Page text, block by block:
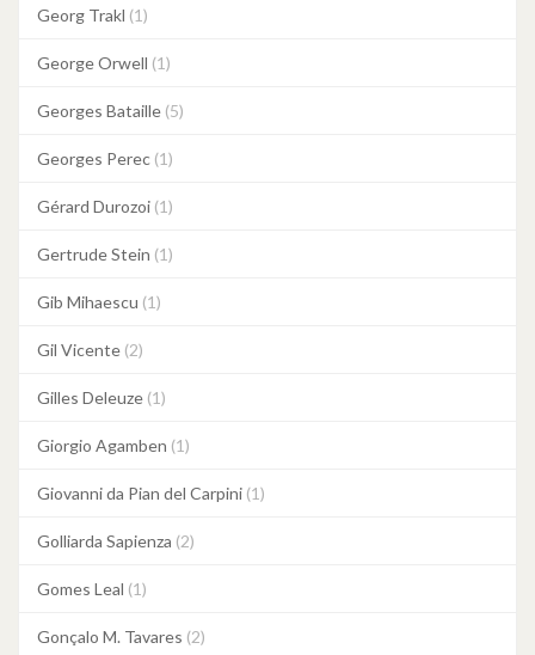
Georg Trakl (1)
George Orwell (1)
Georges Bataille (5)
Georges Perec (1)
Gérard Durozoi (1)
Gertrude Stein (1)
Gib Mihaescu (1)
Gil Vicente (2)
Gilles Deleuze (1)
Giorgio Agamben (1)
Giovanni da Pian del Carpini (1)
Golliarda Sapienza (2)
Gomes Leal (1)
Gonçalo M. Tavares (2)